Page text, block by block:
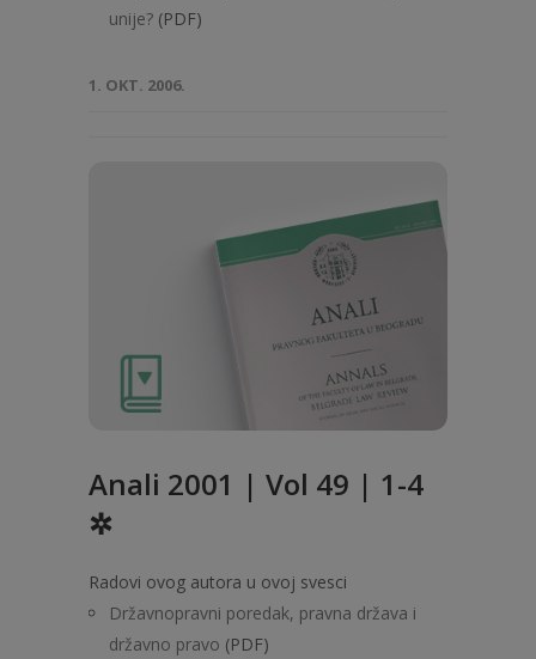
unije? (PDF)
1. OKT. 2006.
Anali 2001 | Vol 49 | 1-4
✲
Radovi ovog autora u ovoj svesci
Državnopravni poredak, pravna država i
državno pravo (PDF)